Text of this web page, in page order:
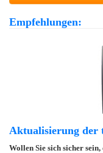
Empfehlungen:
Aktualisierung der
Wollen Sie sich sicher